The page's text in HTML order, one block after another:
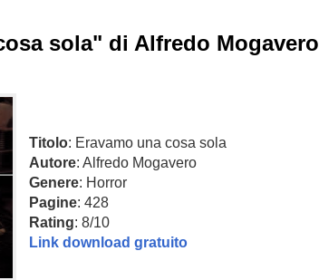
sola" di Alfredo Mogavero
Titolo: Eravamo una cosa sola
Autore: Alfredo Mogavero
Genere: Horror
Pagine: 428
Rating: 8/10
Link download gratuito